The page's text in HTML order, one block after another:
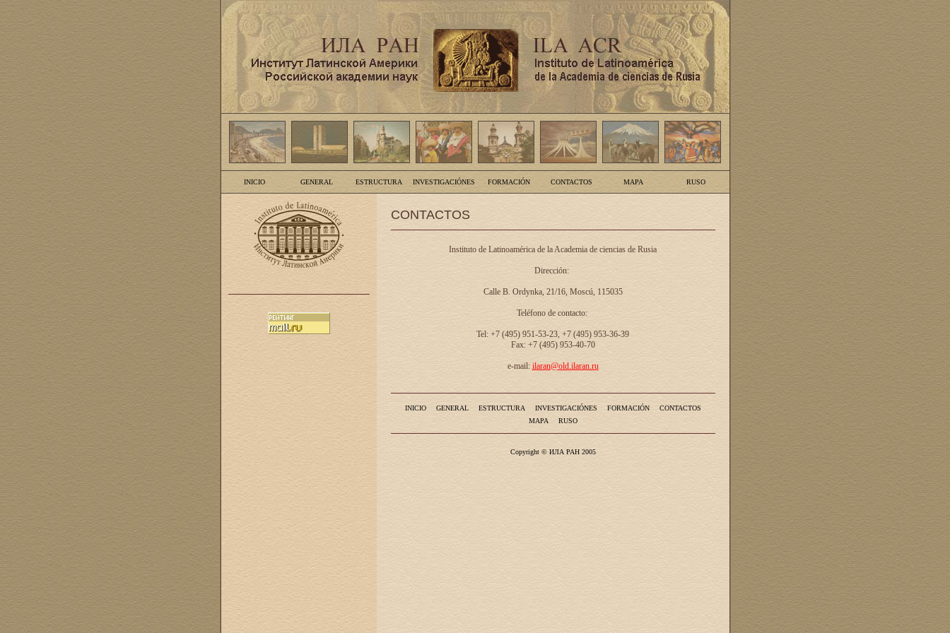
INICIO GENERAL ESTRUCTURA INVESTIGACIÓNES FORMACIÓN CONTACTOS MAPA RUSO
CONTACTOS
Instituto de Latinoamérica de la Academia de ciencias de Rusia
Dirección:
Calle B. Ordynka, 21/16, Moscú, 115035
Teléfono de contacto:
Tel: +7 (495) 951-53-23, +7 (495) 953-36-39
Fax: +7 (495) 953-40-70
e-mail: ilaran@old.ilaran.ru
INICIO GENERAL ESTRUCTURA INVESTIGACIÓNES FORMACIÓN
CONTACTOS
MAPA
RUSO
Copyright © ИЛА РАН 2005